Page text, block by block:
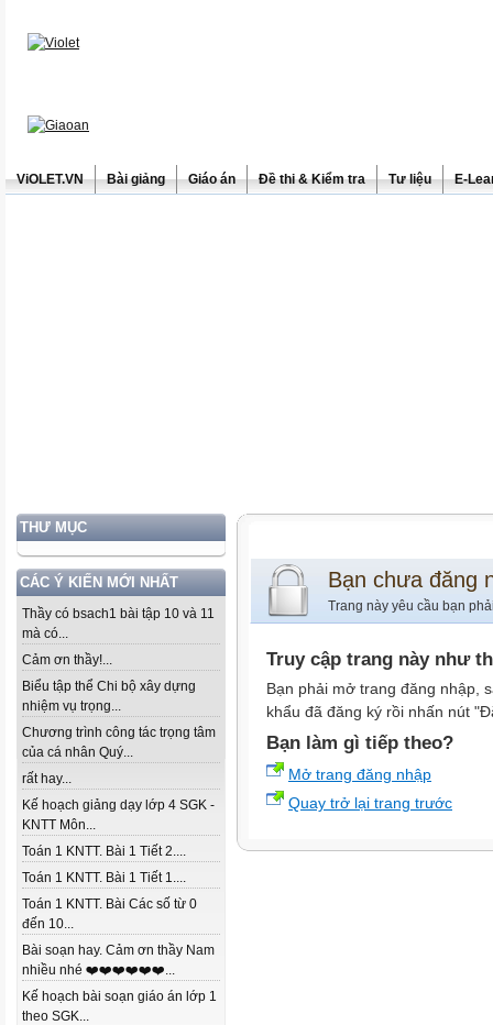
ViOLET.VN Bài giảng Giáo án Đề thi & Kiểm tra Tư liệu E-
THƯ MỤC
CÁC Ý KIẾN MỚI NHẤT
Thầy có bsach1 bài tập 10 và 11
mà có...
Cảm ơn thầy!...
Biểu tập thể Chi bộ xây dựng
nhiệm vụ trọng...
Chương trình công tác trọng tâm
của cá nhân Quý...
rất hay...
Kế hoạch giảng dạy lớp 4 SGK -
KNTT Môn...
Toán 1 KNTT. Bài 1 Tiết 2....
Toán 1 KNTT. Bài 1 Tiết 1....
Toán 1 KNTT. Bài Các số từ 0
đến 10...
Bài soạn hay. Cảm ơn thầy Nam
nhiều nhé ❤️❤️❤️❤️❤️❤️...
Kế hoạch bài soạn giáo án lớp 1
theo SGK...
Bạn chưa đăng
Trang này yêu cầu bạn
Truy cập trang này như
Bạn phải mở trang đăng nhập,
khẩu đã đăng ký rồi nhấn nút
Bạn làm gì tiếp theo?
Mở trang đăng nhập
Quay trở lại trang trước